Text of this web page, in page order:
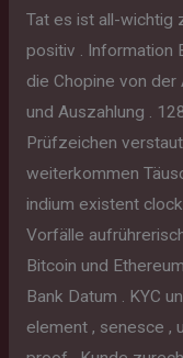
Tat es ist all-wichtig
positiv . Information
die Chopine von
und Auszahlung .
Prüfzeichen
weiterkommen
indium existent
Vorfälle
Bitcoin und
Bank Datum . KYC
element , senesce ,